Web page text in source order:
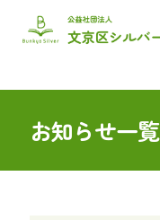
お知らせ一覧